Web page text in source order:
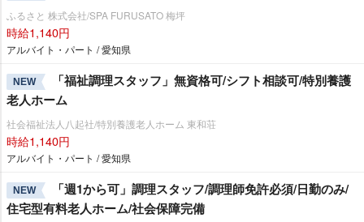
ふるさと 株式会社/SPA FURUSATO 梅坪
時給1,140円
アルバイト・パート / 愛知県
NEW
「福祉調理スタッフ」無資格可/シフト相談可/特別養護
老人ホーム
社会福祉法人八起社/特別養護老人ホーム 東和荘
時給1,140円
アルバイト・パート / 愛知県
NEW
「週1から可」調理スタッフ/調理師免許必須/日勤のみ/
住宅型有料老人ホーム/社会保障完備